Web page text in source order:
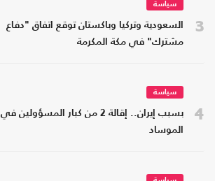
3
سياسة
السعودية وتركيا وباكستان توقع اتفاق "دفاع
مشترك" في مكة المكرمة
4
سياسة
بسبب إيران.. إقالة 2 من كبار المسؤولين في
الموساد